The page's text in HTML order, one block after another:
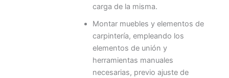
carga de la misma.
Montar muebles y elementos de
carpintería, empleando los
elementos de unión y
herramientas manuales
necesarias, previo ajuste de